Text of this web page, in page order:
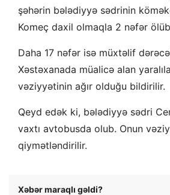
şəhərin bələdiyyə sədrinin
Komeç daxil olmaqla 2 nəfər
Daha 17 nəfər isə müxtəlif
Xəstəxanada müalicə alan
vəziyyətinin ağır olduğu bildirilir.
Qeyd edək ki, bələdiyyə sədri
vaxtı avtobusda olub. Onun
qiymətləndirilir.
Xəbər maraqlı gəldi?